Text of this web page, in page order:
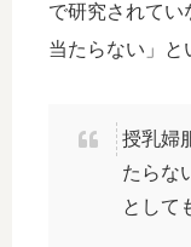
で研究されてい
当たらない」と
授乳婦
たらな
として